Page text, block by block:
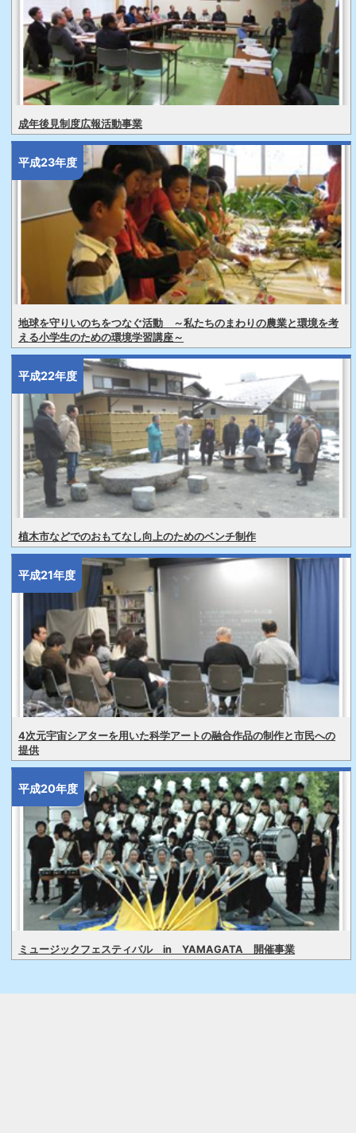
成年後見制度広報活動事業
平成23年度
地球を守りいのちをつなぐ活動 ～私たちのまわりの農業と環境を考
える小学生のための環境学習講座～
平成22年度
植木市などでのおもてなし向上のためのベンチ制作
平成21年度
4次元宇宙シアターを用いた科学アートの融合作品の制作と市民への
提供
平成20年度
ミュージックフェスティバル in YAMAGATA 開催事業